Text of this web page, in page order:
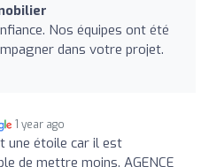
Nos équipes ont été
dans votre projet.
1 year ago
une étoile car il est
de mettre moins. AGENCE